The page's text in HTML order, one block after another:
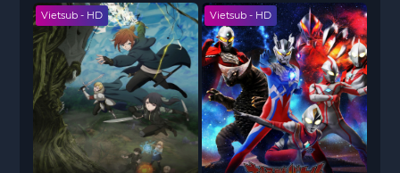
Vietsub - HD Vietsub - HD